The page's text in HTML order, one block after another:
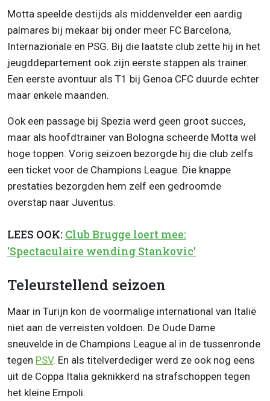
Motta speelde destijds als middenvelder een aardig
palmares bij mekaar bij onder meer FC Barcelona,
Internazionale en PSG. Bij die laatste club zette hij in het
jeugddepartement ook zijn eerste stappen als trainer.
Een eerste avontuur als T1 bij Genoa CFC duurde echter
maar enkele maanden.
Ook een passage bij Spezia werd geen groot succes,
maar als hoofdtrainer van Bologna scheerde Motta wel
hoge toppen. Vorig seizoen bezorgde hij die club zelfs
een ticket voor de Champions League. Die knappe
prestaties bezorgden hem zelf een gedroomde
overstap naar Juventus.
LEES OOK: Club Brugge loert mee:
'Spectaculaire wending Stankovic'
Teleurstellend seizoen
Maar in Turijn kon de voormalige international van Italië
niet aan de verreisten voldoen. De Oude Dame
sneuvelde in de Champions League al in de tussenronde
tegen PSV. En als titelverdediger werd ze ook nog eens
uit de Coppa Italia geknikkerd na strafschoppen tegen
het kleine Empoli.